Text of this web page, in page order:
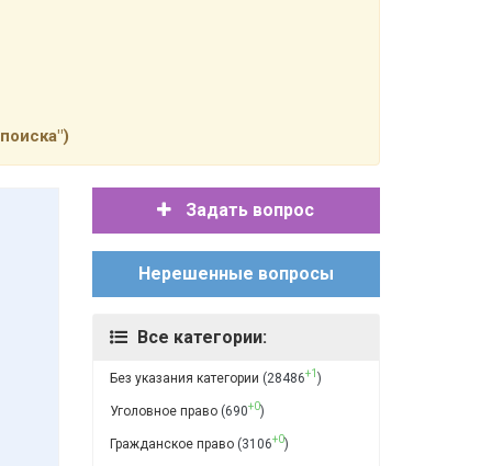
Задать вопрос
Нерешенные вопросы
Все категории:
Без указания категории (28486+1 )
Уголовное право(690+0)
Гражданское право(3106+0)